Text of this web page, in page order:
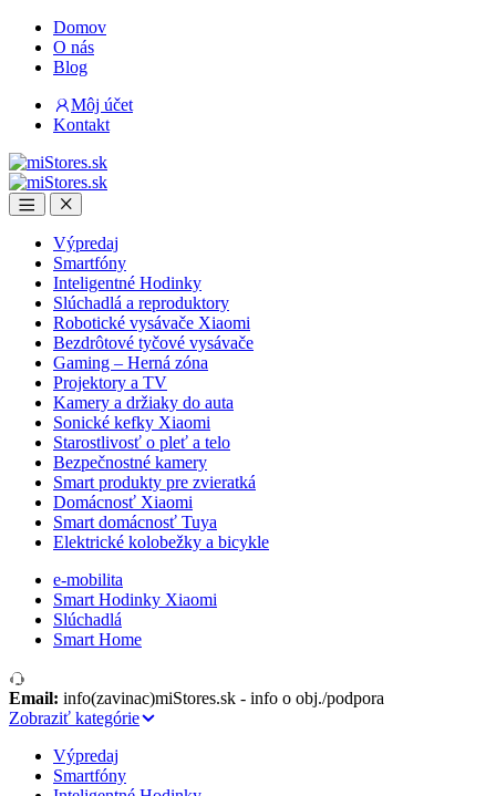
Skip
navigation
Skip
content
Domov
O nás
Blog
Môj účet
Kontakt
Open Close
Výpredaj
Smartfóny
Inteligentné Hodinky
Slúchadlá a reproduktory
Robotické vysávače Xiaomi
Bezdrôtové tyčové vysávače
Gaming – Herná zóna
Projektory a TV
Kamery a držiaky do auta
Sonické kefky Xiaomi
Starostlivosť o pleť a telo
Bezpečnostné kamery
Smart produkty pre zvieratká
Domácnosť Xiaomi
Smart domácnosť Tuya
Elektrické kolobežky a bicykle
e-mobilita
Smart Hodinky Xiaomi
Slúchadlá
Smart Home
Email: info(zavinac)miStores.sk - info o obj./podpora
Zobraziť kategórie
Výpredaj
Smartfóny